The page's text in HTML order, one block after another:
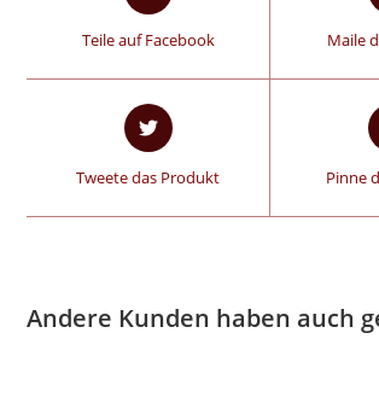
Teile auf Facebook Maile
Tweete das Produkt Pinne
Andere Kunden haben auch